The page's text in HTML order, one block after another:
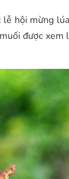
lễ hội mừng
được xem